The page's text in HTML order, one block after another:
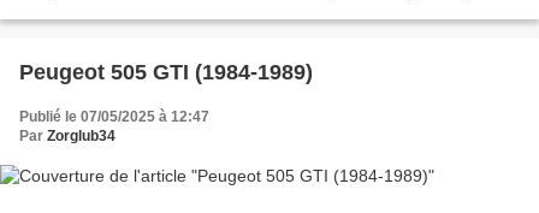
Peugeot 505 GTI (1984-1989)
Publié le 07/05/2025 à 12:47
Par Zorglub34